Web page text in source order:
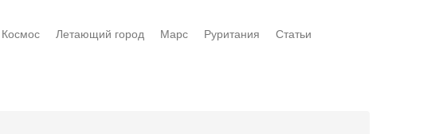
Космос Летающий город Марс Руритания Статьи